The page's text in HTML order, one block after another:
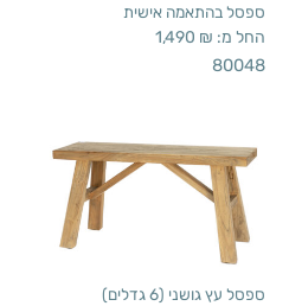
ספסל בהתאמה אישית
החל מ: 1,490 ₪
80048
ספסל עץ גושני (6 גדלים)